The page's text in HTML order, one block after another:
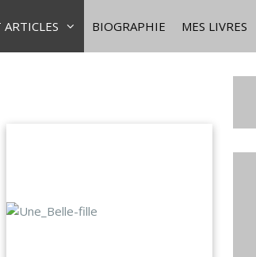
BIOGRAPHIE MES LIVRES